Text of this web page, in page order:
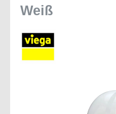
Weiß
Bildergalerie überspringen